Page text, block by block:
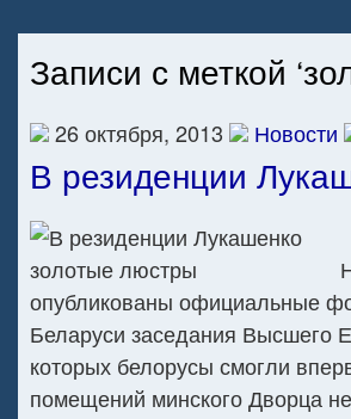
Записи с меткой
26 октября, 2013 Новости
В резиденции
опубликованы официальные
Беларуси заседания Высшего
которых белорусы смогли
помещений минского Дворца